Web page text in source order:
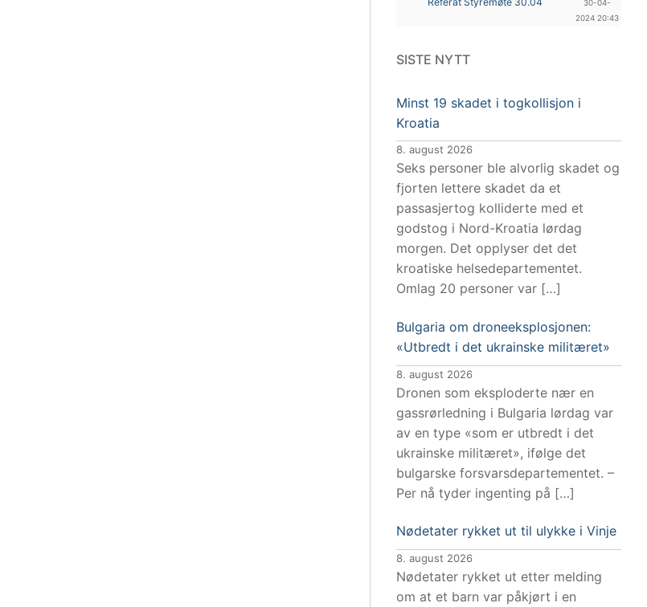
30-04-
2024 20:43
SISTE NYTT
Minst 19 skadet i togkollisjon i
Kroatia
8. august 2026
Seks personer ble alvorlig skadet og
fjorten lettere skadet da et
passasjertog kolliderte med et
godstog i Nord-Kroatia lørdag
morgen. Det opplyser det det
kroatiske helsedepartementet.
Omlag 20 personer var […]
Bulgaria om droneeksplosjonen:
«Utbredt i det ukrainske militæret»
8. august 2026
Dronen som eksploderte nær en
gassrørledning i Bulgaria lørdag var
av en type «som er utbredt i det
ukrainske militæret», ifølge det
bulgarske forsvarsdepartementet. –
Per nå tyder ingenting på […]
Nødetater rykket ut til ulykke i Vinje
8. august 2026
Nødetater rykket ut etter melding
om at et barn var påkjørt i en